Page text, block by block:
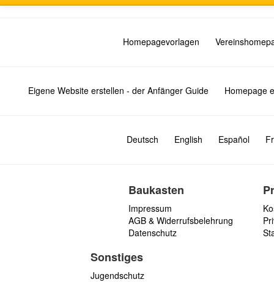
Homepagevorlagen
Eigene Website erstellen - der Anfänger Guide Homepage
Deutsch English Español
Baukasten
Impressum
AGB & Widerrufsbelehrung
Datenschutz
Sonstiges
Jugendschutz